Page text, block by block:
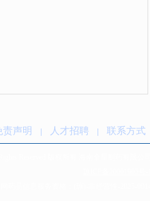
责声明 人才招聘 联系方式